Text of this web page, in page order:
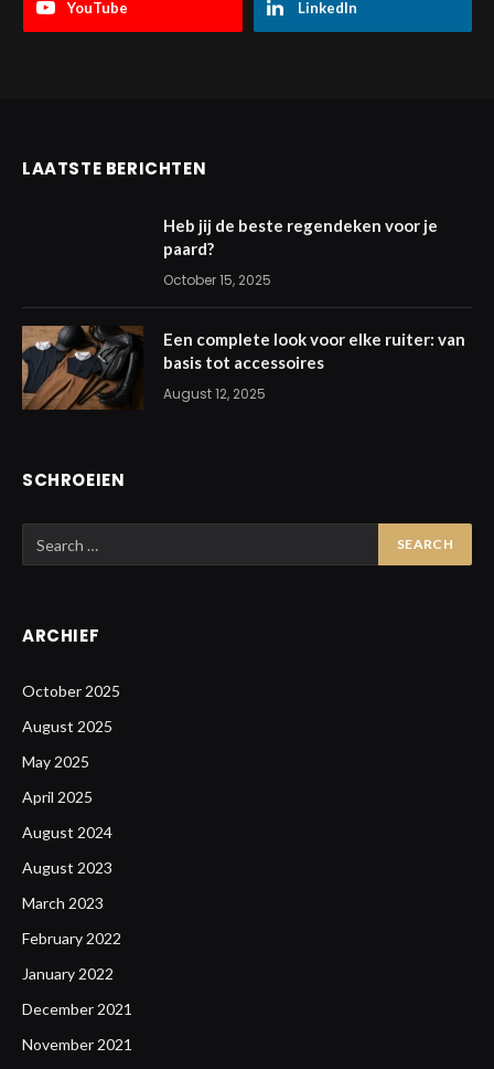
YouTube LinkedIn
LAATSTE BERICHTEN
Heb jij de beste regendeken voor je
paard?
October 15, 2025
Een complete look voor elke ruiter: van
basis tot accessoires
August 12, 2025
SCHROEIEN
ARCHIEF
October 2025
August 2025
May 2025
April 2025
August 2024
August 2023
March 2023
February 2022
January 2022
December 2021
November 2021